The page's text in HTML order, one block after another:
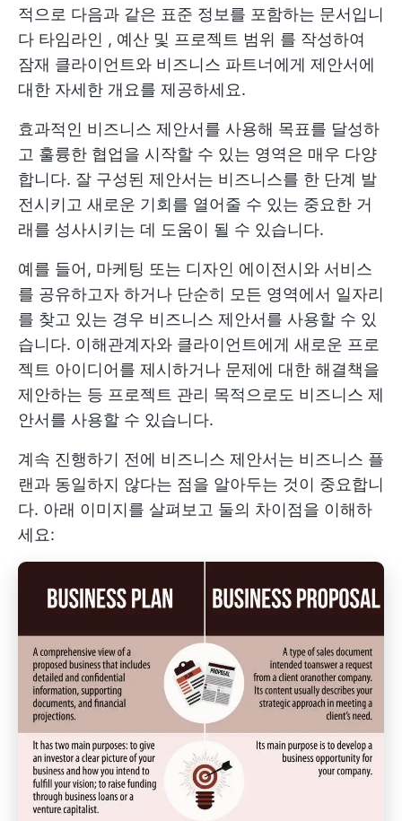
적으로 다음과 같은 표준 정보를 포함하는 문서입니
다 타임라인 , 예산 및 프로젝트 범위 를 작성하여
잠재 클라이언트와 비즈니스 파트너에게 제안서에
대한 자세한 개요를 제공하세요.
효과적인 비즈니스 제안서를 사용해 목표를 달성하
고 훌륭한 협업을 시작할 수 있는 영역은 매우 다양
합니다. 잘 구성된 제안서는 비즈니스를 한 단계 발
전시키고 새로운 기회를 열어줄 수 있는 중요한 거
래를 성사시키는 데 도움이 될 수 있습니다.
예를 들어, 마케팅 또는 디자인 에이전시와 서비스
를 공유하고자 하거나 단순히 모든 영역에서 일자리
를 찾고 있는 경우 비즈니스 제안서를 사용할 수 있
습니다. 이해관계자와 클라이언트에게 새로운 프로
젝트 아이디어를 제시하거나 문제에 대한 해결책을
제안하는 등 프로젝트 관리 목적으로도 비즈니스 제
안서를 사용할 수 있습니다.
계속 진행하기 전에 비즈니스 제안서는 비즈니스 플
랜과 동일하지 않다는 점을 알아두는 것이 중요합니
다. 아래 이미지를 살펴보고 둘의 차이점을 이해하
세요: